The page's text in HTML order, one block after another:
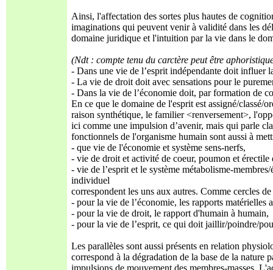
Ainsi, l'affectation des sortes plus hautes de
imaginations qui peuvent venir à validité dans les
domaine juridique et l'intuition par la vie dans le
(Ndt : compte tenu du carctère peut être
- Dans une vie de l’esprit indépendante doit influer
- La vie de droit doit avec sensations pour le
- Dans la vie de l’économie doit, par formation de
En ce que le domaine de l'esprit est assigné/classé/
raison synthétique, le familier <renversement>,
ici comme une impulsion d’avenir, mais qui parle
fonctionnels de l'organisme humain sont aussi à
- que vie de l'économie et système sens-nerfs,
- vie de droit et activité de coeur, poumon et
- vie de l’esprit et le système métabolisme-
individuel
correspondent les uns aux autres. Comme cercles
- pour la vie de l’économie, les rapports matérielles
- pour la vie de droit, le rapport d'humain à humain,
- pour la vie de l’esprit, ce qui doit jaillir/poindre/
Les parallèles sont aussi présents en relation
correspond à la dégradation de la base de la
impulsions de mouvement des membres-masses.